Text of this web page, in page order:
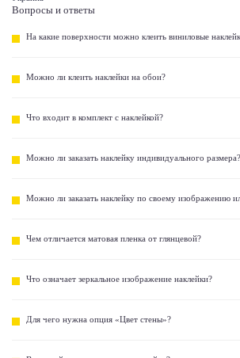
Вопросы и ответы
На какие поверхности можно клеить виниловые
Можно ли клеить наклейки на обои?
Что входит в комплект с наклейкой?
Можно ли заказать наклейку индивидуального размера?
Можно ли заказать наклейку по своему изображению
Чем отличается матовая пленка от глянцевой?
Что означает зеркальное изображение наклейки?
Для чего нужна опция «Цвет стены»?